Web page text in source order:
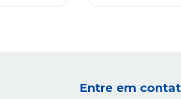
Entre em